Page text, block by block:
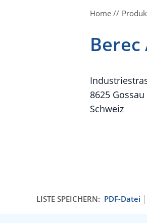
Home
Berec
8625 Gossau
Schweiz
LISTE SPEICHERN: PDF-Datei